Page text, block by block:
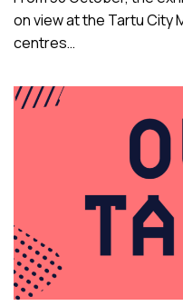
on view at the Tartu City
centres…